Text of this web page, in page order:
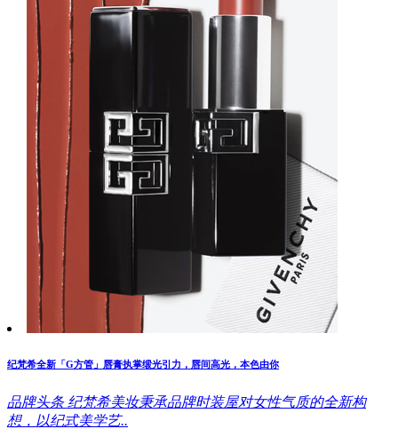
纪梵希全新「G方管」唇膏执掌缎光引力，唇间高光，本色由你
品牌头条 纪梵希美妆秉承品牌时装屋对女性气质的全新构
想，以纪式美学艺..